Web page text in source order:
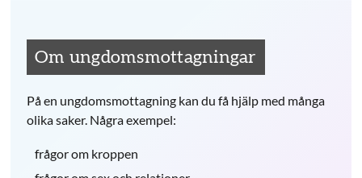
Om ungdomsmottagningar
På en ungdomsmottagning kan du få hjälp med många
olika saker. Några exempel:
frågor om kroppen